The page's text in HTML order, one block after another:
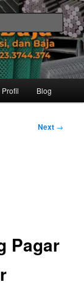
Baja Besi
Jual besi beton. Info
Dgn harga yg kompetitif,
segala kebutuhan
Profil Blog
Next →
Pagar